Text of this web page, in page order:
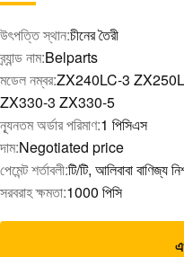
উৎপত্তি স্থান:চীনের তৈরী
ব্র্যান্ড নাম:Belparts
মডেল নম্বর:ZX240LC-3
ZX330-3 ZX330-5
ন্যূনতম অর্ডার পরিমাণ:1 পিসিএস
দাম:Negotiated price
পেমেন্ট শর্তাবলী:টি/টি, আলিবাবা বাণিজ্য
সরবরাহ ক্ষমতা:1000 পিসি